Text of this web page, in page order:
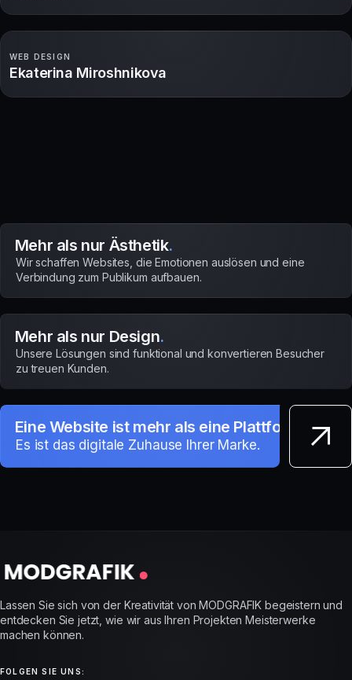
WEB DESIGN
Ekaterina Miroshnikova
Mehr als nur Ästhetik.
Wir schaffen Websites, die Emotionen auslösen und eine
Verbindung zum Publikum aufbauen.
Mehr als nur Design.
Unsere Lösungen sind funktional und konvertieren Besucher
zu treuen Kunden.
Eine Website ist mehr als eine Plattform
Es ist das digitale Zuhause Ihrer Marke.
Lassen Sie sich von der Kreativität von MODGRAFIK begeistern und
entdecken Sie jetzt, wie wir aus Ihren Projekten Meisterwerke
machen können.
FOLGEN SIE UNS: